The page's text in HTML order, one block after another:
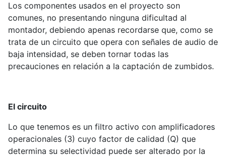
Los componentes usados en el proyecto son
comunes, no presentando ninguna dificultad al
montador, debiendo apenas recordarse que, como se
trata de un circuito que opera con señales de audio de
baja intensidad, se deben tornar todas las
precauciones en relación a la captación de zumbidos.
El circuito
Lo que tenemos es un filtro activo con amplificadores
operacionales (3) cuyo factor de calidad (Q) que
determina su selectividad puede ser alterado por la